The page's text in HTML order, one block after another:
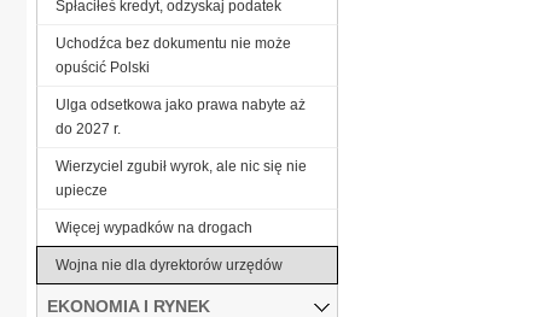
Spłaciłeś kredyt, odzyskaj podatek
Uchodźca bez dokumentu nie może
opuścić Polski
Ulga odsetkowa jako prawa nabyte aż
do 2027 r.
Wierzyciel zgubił wyrok, ale nic się nie
upiecze
Więcej wypadków na drogach
Wojna nie dla dyrektorów urzędów
EKONOMIA I RYNEK